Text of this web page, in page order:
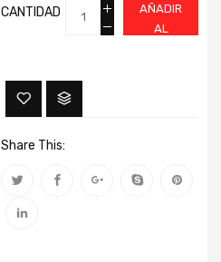
CANTIDAD
AÑADIR
AL
Share This: